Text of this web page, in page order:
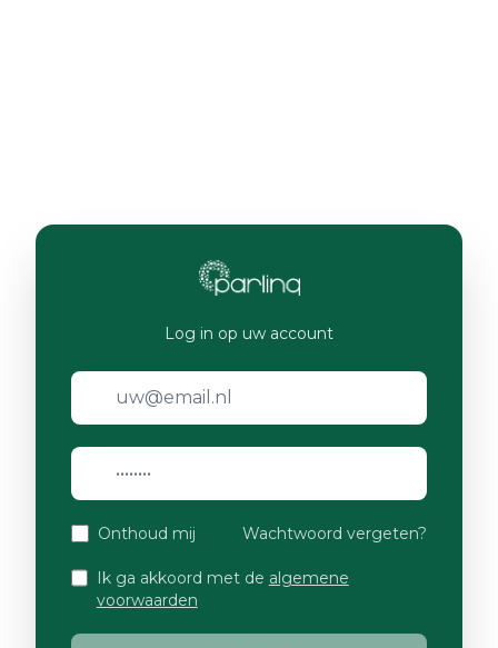
Log in op uw account
Onthoud mij Wachtwoord vergeten?
Ik ga akkoord met de algemene
voorwaarden